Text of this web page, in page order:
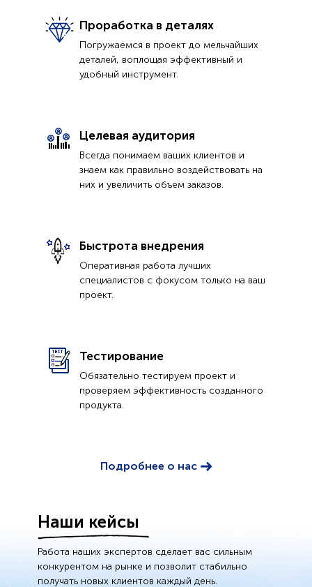
Проработка в деталях
Погружаемся в проект до мельчайших
деталей, воплощая эффективный и
удобный инструмент.
Целевая аудитория
Всегда понимаем ваших клиентов и
знаем как правильно воздействовать на
них и увеличить объем заказов.
Быстрота внедрения
Оперативная работа лучших
специалистов с фокусом только на ваш
проект.
Тестирование
Обязательно тестируем проект и
проверяем эффективность созданного
продукта.
Подробнее о нас
Наши кейсы
Работа наших экспертов сделает вас сильным
конкурентом на рынке и позволит стабильно
получать новых клиентов каждый день.